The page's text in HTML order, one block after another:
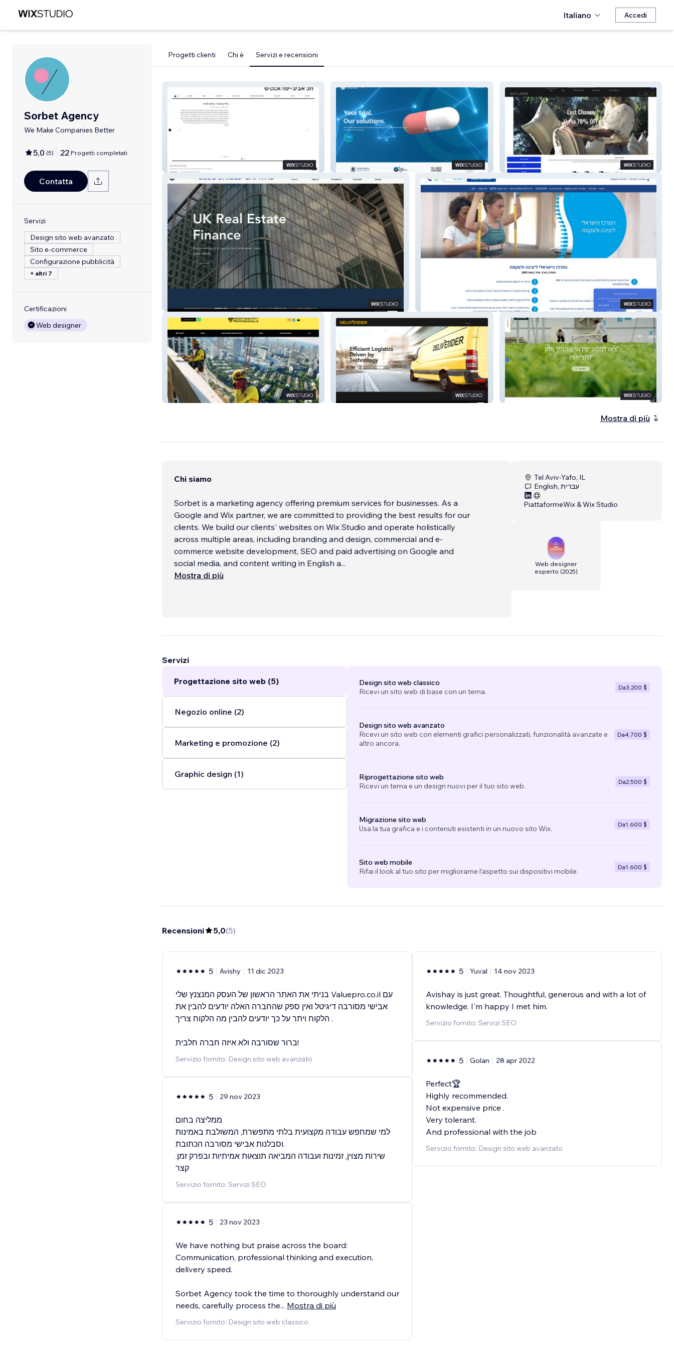
Italiano Accedi
Sorbet Agency
We Make Companies Better
5,0 (5) 22 Progetti completati
Contatta
Servizi
Design sito web avanzato
Sito e-commerce
Configurazione pubblicità
+ altri 7
Certificazioni
Web designer
Progetti clienti Chi è Servizi e recensioni
CCA Tel Aviv-Yafo CSI - Clinical Services Company No Land
Israeli Center for Posture and Scoliosis
HSP Value Pro Productions
Mostra di più
Chi siamo
Sorbet is a marketing agency offering premium services for businesses. As a
Google and Wix partner, we are committed to providing the best results for our
clients. We build our clients' websites on Wix Studio and operate holistically
across multiple areas, including branding and design, commercial and e-
commerce website development, SEO and paid advertising on Google and
social media, and content writing in English a...
Mostra di più
Tel Aviv-Yafo, IL
English, עברית
PiattaformeWix & Wix Studio
Web designer
esperto (2025)
Servizi
Progettazione sito web (5)
Negozio online (2)
Marketing e promozione (2)
Graphic design (1)
Design sito web classico
Ricevi un sito web di base con un tema.
Da3.200 $
Design sito web avanzato
Ricevi un sito web con elementi grafici personalizzati, funzionalità avanzate e
altro ancora.
Da4.700 $
Riprogettazione sito web
Ricevi un tema e un design nuovi per il tuo sito web.
Da2.500 $
Migrazione sito web
Usa la tua grafica e i contenuti esistenti in un nuovo sito Wix.
Da1.600 $
Sito web mobile
Rifai il look al tuo sito per migliorarne l'aspetto sui dispositivi mobile.
Da1.600 $
Recensioni 5,0(5)
5 Avishy 11 dic 2023
בניתי את האתר הראשון של העסק המנצנץ שלי Valuepro.co.il עם
אבישי מסורבה דיגיטל ואין ספק שהחברה האלה יודעים להבין את
הלקוח ויתר על כך יודעים להבין מה הלקוח צריך .
ברור שסורבה ולא איזה חברה חלבית!
Servizio fornito: Design sito web avanzato
5 29 nov 2023
ממליצה בחום
למי שמחפש עבודה מקצועית בלתי מתפשרת, המשולבת באמינות
וסבלנות אבישי מסורבה הכתובת.
.שירות מצוין, זמינות ועבודה המביאה תוצאות אמיתיות ובפרק זמן
קצר
Servizio fornito: Servizi SEO
5 23 nov 2023
We have nothing but praise across the board:
Communication, professional thinking and execution,
delivery speed.
Sorbet Agency took the time to thoroughly understand our
needs, carefully process the... Mostra di più
Servizio fornito: Design sito web classico
5 Yuval 14 nov 2023
Avishay is just great. Thoughtful, generous and with a lot of
knowledge. I'm happy I met him.
Servizio fornito: Servizi SEO
5 Golan 28 apr 2022
Perfect🏆
Highly recommended.
Not expensive price .
Very tolerant.
And professional with the job
Servizio fornito: Design sito web avanzato